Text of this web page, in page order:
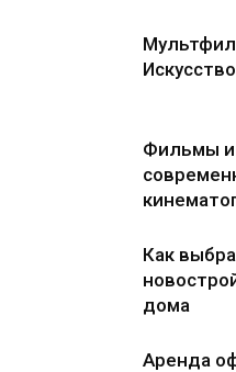
Фильмы и
Как
дома
Аренда